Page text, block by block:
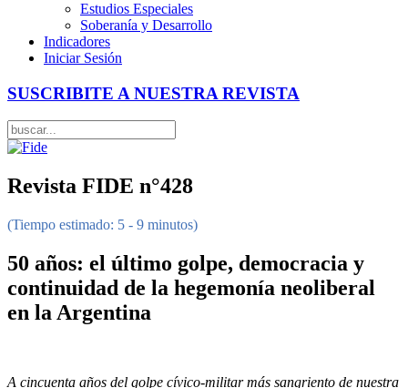
Estudios Especiales
Soberanía y Desarrollo
Indicadores
Iniciar Sesión
SUSCRIBITE A NUESTRA REVISTA
Revista FIDE n°428
(Tiempo estimado: 5 - 9 minutos)
50 años: el último golpe, democracia y
continuidad de la hegemonía neoliberal
en la Argentina
A cincuenta años del golpe cívico-militar más sangriento de nuestra